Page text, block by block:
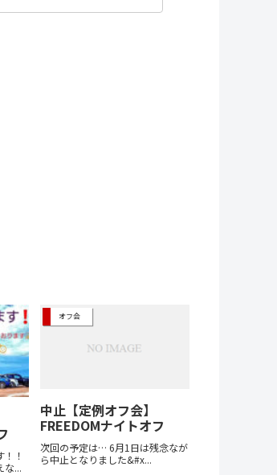
！
な...
オフ会
中止【定例オフ会】
FREEDOMナイトオフ
次回の予定は… 6月1日は残念なが
ら中止となりました&#x...